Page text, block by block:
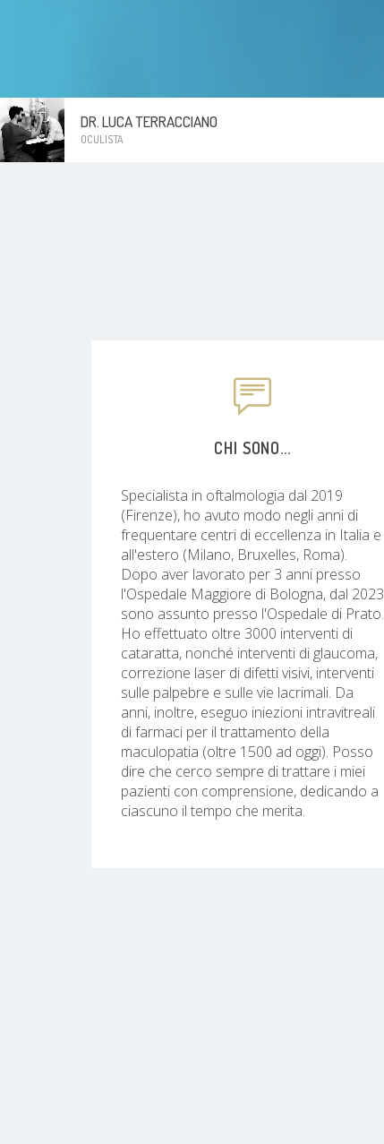
DR. LUCA TERRACCIANO
OCULISTA
CHI SONO...
Specialista in oftalmologia dal 2019
(Firenze), ho avuto modo negli anni di
frequentare centri di eccellenza in Italia e
all'estero (Milano, Bruxelles, Roma).
Dopo aver lavorato per 3 anni presso
l'Ospedale Maggiore di Bologna, dal 2023
sono assunto presso l'Ospedale di Prato.
Ho effettuato oltre 3000 interventi di
cataratta, nonché interventi di glaucoma,
correzione laser di difetti visivi, interventi
sulle palpebre e sulle vie lacrimali. Da
anni, inoltre, eseguo iniezioni intravitreali
di farmaci per il trattamento della
maculopatia (oltre 1500 ad oggi). Posso
dire che cerco sempre di trattare i miei
pazienti con comprensione, dedicando a
ciascuno il tempo che merita.